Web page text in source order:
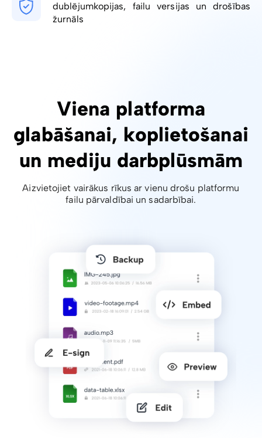
dublējumkopijas, failu versijas un drošības
žurnāls
Viena platforma
glabāšanai, koplietošanai
un mediju darbplūsmām
Aizvietojiet vairākus rīkus ar vienu drošu platformu
failu pārvaldībai un sadarbībai.